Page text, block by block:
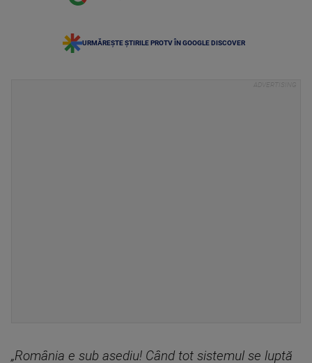
URMĂREȘTE ȘTIRILE PROTV ÎN GOOGLE DISCOVER
„România e sub asediu! Când tot sistemul se luptă